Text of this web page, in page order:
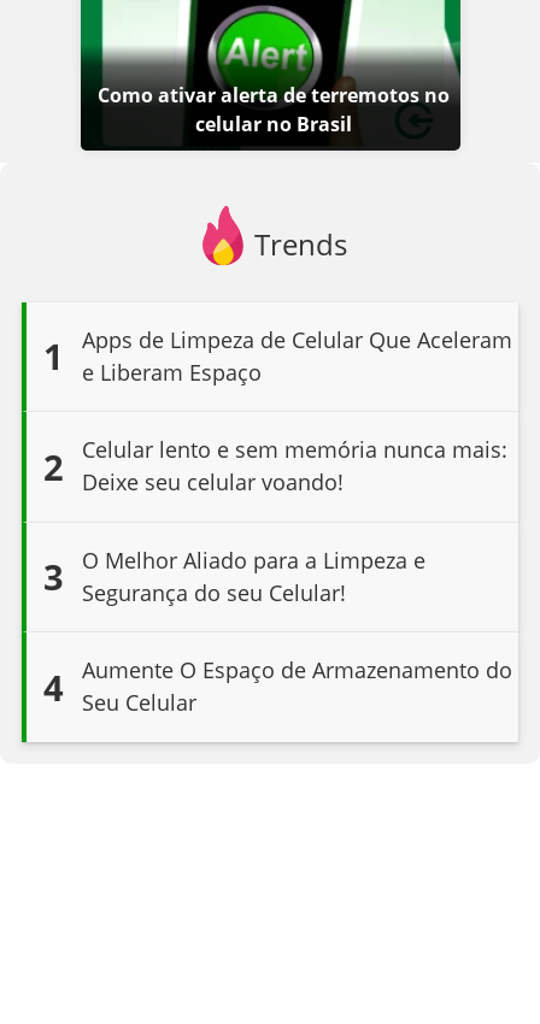
Como ativar alerta de terremotos no
celular no Brasil
Trends
1
Apps de Limpeza de Celular Que Aceleram
e Liberam Espaço
2
Celular lento e sem memória nunca mais:
Deixe seu celular voando!
3
O Melhor Aliado para a Limpeza e
Segurança do seu Celular!
4
Aumente O Espaço de Armazenamento do
Seu Celular